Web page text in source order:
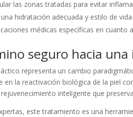
las zonas tratadas para evitar
hidratación adecuada y estilo de
médicas específicas en
seguro hacia
representa un cambio
en la reactivación biológica de la piel
inteligente que
este tratamiento es una